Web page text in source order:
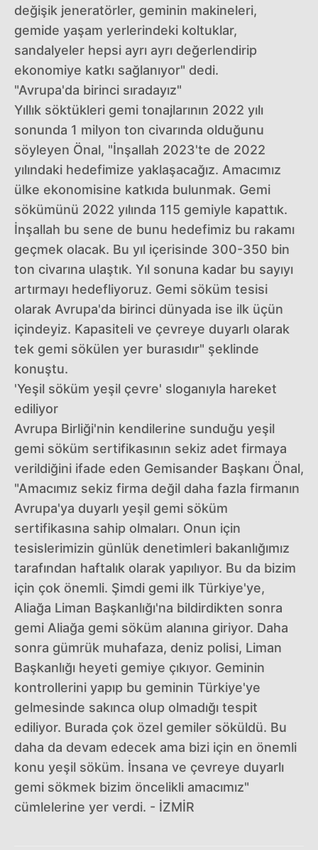
değişik jeneratörler, geminin makineleri,
gemide yaşam yerlerindeki koltuklar,
sandalyeler hepsi ayrı ayrı değerlendirip
ekonomiye katkı sağlanıyor" dedi.
"Avrupa'da birinci sıradayız"
Yıllık söktükleri gemi tonajlarının 2022 yılı
sonunda 1 milyon ton civarında olduğunu
söyleyen Önal, "İnşallah 2023'te de 2022
yılındaki hedefimize yaklaşacağız. Amacımız
ülke ekonomisine katkıda bulunmak. Gemi
sökümünü 2022 yılında 115 gemiyle kapattık.
İnşallah bu sene de bunu hedefimiz bu rakamı
geçmek olacak. Bu yıl içerisinde 300-350 bin
ton civarına ulaştık. Yıl sonuna kadar bu sayıyı
artırmayı hedefliyoruz. Gemi söküm tesisi
olarak Avrupa'da birinci dünyada ise ilk üçün
içindeyiz. Kapasiteli ve çevreye duyarlı olarak
tek gemi sökülen yer burasıdır" şeklinde
konuştu.
'Yeşil söküm yeşil çevre' sloganıyla hareket
ediliyor
Avrupa Birliği'nin kendilerine sunduğu yeşil
gemi söküm sertifikasının sekiz adet firmaya
verildiğini ifade eden Gemisander Başkanı Önal,
"Amacımız sekiz firma değil daha fazla firmanın
Avrupa'ya duyarlı yeşil gemi söküm
sertifikasına sahip olmaları. Onun için
tesislerimizin günlük denetimleri bakanlığımız
tarafından haftalık olarak yapılıyor. Bu da bizim
için çok önemli. Şimdi gemi ilk Türkiye'ye,
Aliağa Liman Başkanlığı'na bildirdikten sonra
gemi Aliağa gemi söküm alanına giriyor. Daha
sonra gümrük muhafaza, deniz polisi, Liman
Başkanlığı heyeti gemiye çıkıyor. Geminin
kontrollerini yapıp bu geminin Türkiye'ye
gelmesinde sakınca olup olmadığı tespit
ediliyor. Burada çok özel gemiler söküldü. Bu
daha da devam edecek ama bizi için en önemli
konu yeşil söküm. İnsana ve çevreye duyarlı
gemi sökmek bizim öncelikli amacımız"
cümlelerine yer verdi. - İZMİR